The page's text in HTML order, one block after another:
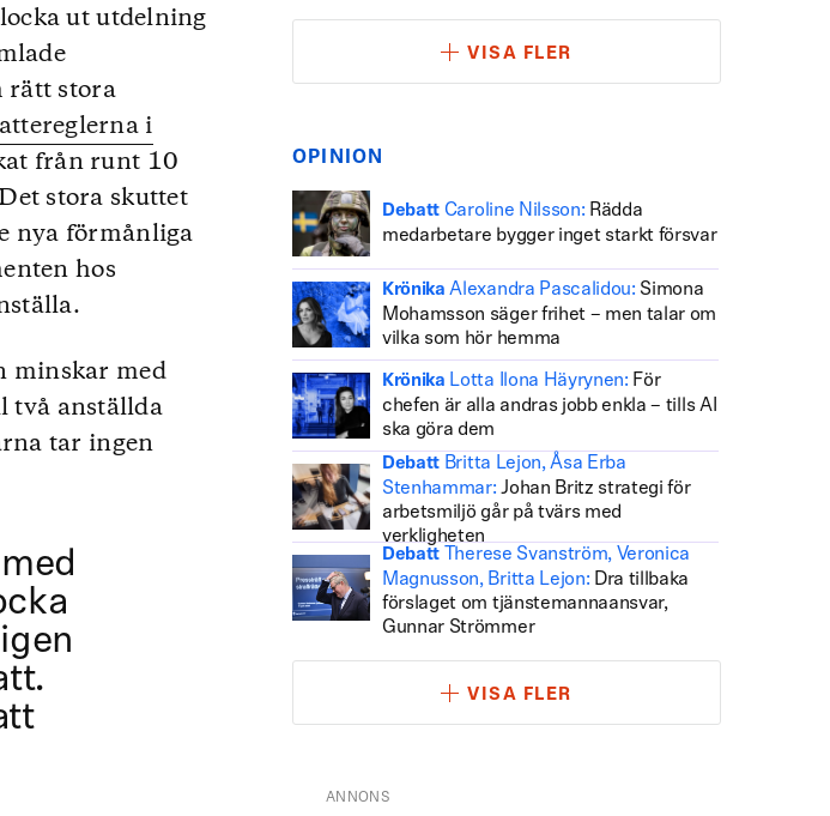
ut utdelning
rätt stora
i
från runt 10
stora skuttet
nya förmånliga
hos
minskar med
två anställda
tar ingen
VISA FLER
OPINION
Debatt Caroline Nilsson: Rädda
medarbetare bygger inget starkt försvar
Krönika Alexandra Pascalidou: Simona
Mohamsson säger frihet – men talar om
vilka som hör hemma
Krönika Lotta Ilona Häyrynen: För
chefen är alla andras jobb enkla – tills AI
ska göra dem
Debatt Britta Lejon, Åsa Erba
Stenhammar: Johan Britz strategi för
arbetsmiljö går på tvärs med
verkligheten
Debatt
Therese Svanström, Veronica
Magnusson, Britta Lejon: Dra tillbaka
förslaget om tjänstemannaansvar,
Gunnar Strömmer
VISA FLER
ANNONS